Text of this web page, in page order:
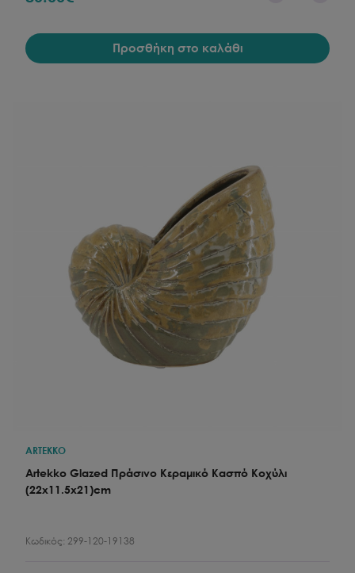
Προσθήκη στο καλάθι
ARTEKKO
Artekko Glazed Πράσινο Κεραμικό Κασπό Κοχύλι
(22x11.5x21)cm
Κωδικός: 299-120-19138